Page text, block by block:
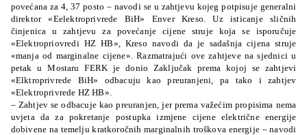
povećana za 4, 37 posto – navodi se u zahtjevu kojeg potpisuje generalni
direktor «Eelektroprivrede BiH» Enver Kreso. Uz isticanje sličnih
činjenica u zahtjevu za povećanje cijene struje koja se isporučuje
«Elektropriovredi HZ HB», Kreso navodi da je sadašnja cijena struje
«manja od marginalne cijene». Razmatrajući ove zahtjeve na sjednici u
petak u Mostaru FERK je donio Zaključak prema kojoj se zahtjevi
«Elktroprivrede BiH» odbacuju kao preuranjeni, pa tako i zahtjev
«Elektroprivrede HZ HB».
– Zahtjev se odbacuje kao preuranjen, jer prema važećim propisima nema
uvjeta da za pokretanje postupka izmjene cijene električne energije
dobivene na temelju kratkoročnih marginalnih troškova energije – navodi